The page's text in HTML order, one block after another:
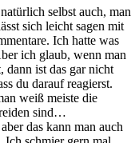
selbst auch, man
sich leicht sagen mit
Ich hatte was
ich glaub, wenn man
dann ist das gar nicht
du darauf reagierst.
weiß meiste die
sind…
das kann man auch